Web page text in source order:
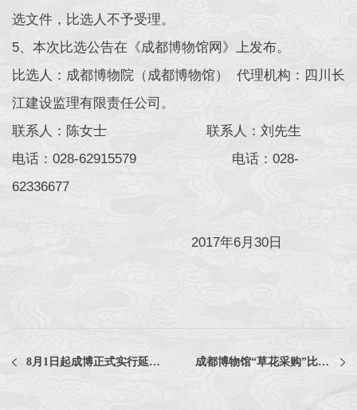
选文件，比选人不予受理。
5、本次比选公告在《成都博物馆网》上发布。
比选人：成都博物院（成都博物馆） 代理机构：四川长
江建设监理有限责任公司。
联系人：陈女士 联系人：刘先生
电话：028-62915579 电话：028-
62336677
2017年6月30日
8月1日起成博正式实行延时开放 成都博物馆“草花采购”比选结果公示